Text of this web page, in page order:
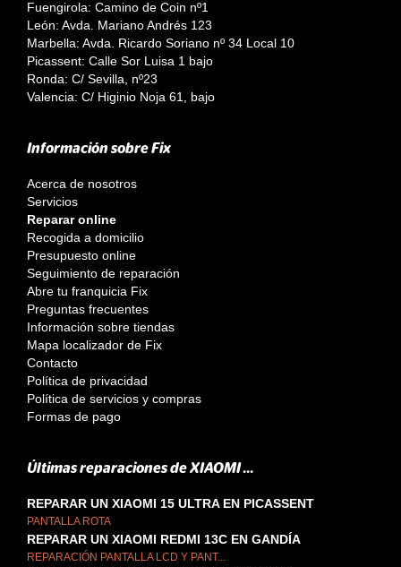
Fuengirola: Camino de Coin nº1
León: Avda. Mariano Andrés 123
Marbella: Avda. Ricardo Soriano nº 34 Local 10
Picassent: Calle Sor Luisa 1 bajo
Ronda: C/ Sevilla, nº23
Valencia: C/ Higinio Noja 61, bajo
Información sobre Fix
Acerca de nosotros
Servicios
Reparar online
Recogida a domicilio
Presupuesto online
Seguimiento de reparación
Abre tu franquicia Fix
Preguntas frecuentes
Información sobre tiendas
Mapa localizador de Fix
Contacto
Política de privacidad
Política de servicios y compras
Formas de pago
Últimas reparaciones de XIAOMI ...
REPARAR UN XIAOMI 15 ULTRA EN PICASSENT
PANTALLA ROTA
REPARAR UN XIAOMI REDMI 13C EN GANDÍA
REPARACIÓN PANTALLA LCD Y PANT...